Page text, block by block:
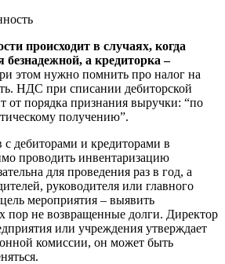
происходит в случаях, когда
безнадежной, а кредиторка –
этом нужно помнить про налог на
НДС при списании дебиторской
от порядка признания выручки: “по
получению”.
с дебиторами и кредиторами в
проводить инвентаризацию
для проведения раз в год, а
руководителя или главного
мероприятия – выявить
пор не возвращенные долги. Директор
или учреждения утверждает
комиссии, он может быть